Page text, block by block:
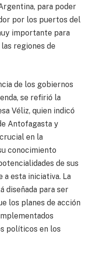
para poder
por los puertos del
importante para
regiones de
de los gobiernos
se refirió la
Véliz, quien indicó
Antofagasta y
en la
conocimiento
de sus
esta iniciativa. La
diseñada para ser
los planes de acción
políticos en los